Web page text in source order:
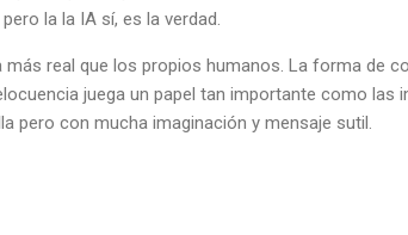
la la IA sí, es la verdad.
más real que los propios humanos. La forma de
juega un papel tan importante como las
pero con mucha imaginación y mensaje sutil.